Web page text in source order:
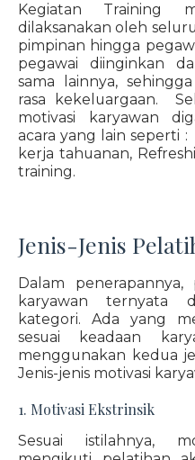
Kegiatan Training
dilaksanakan oleh
pimpinan hingga
pegawai diinginkan
sama lainnya,
rasa kekeluargaan.
motivasi karyawan
acara yang lain seperti
kerja tahuanan,
training.
Jenis-Jenis
Dalam
karyawan ternyata
kategori. Ada yang
sesuai keadaan
menggunakan kedua
Jenis-jenis motivasi
1. Motivasi Ekstrinsik
Sesuai istilahnya,